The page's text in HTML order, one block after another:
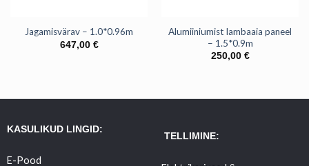
Jagamisvärav – 1.0*0.96m
647,00 €
Alumiiniumist lambaaia paneel
– 1.5*0.9m
250,00 €
KASULIKUD LINGID:
E-Pood
TELLIMINE: